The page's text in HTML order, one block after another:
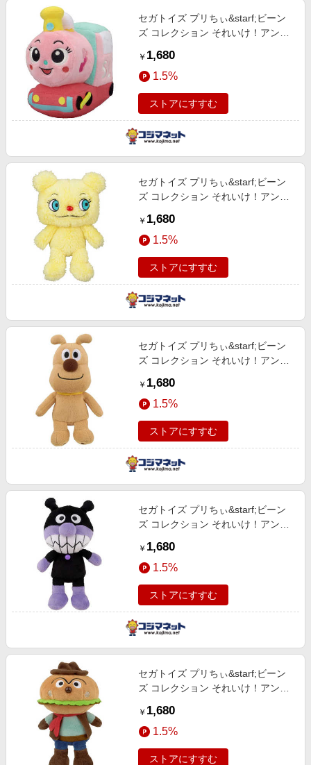
セガトイズ プリちぃ&starf;ビーン
ズ コレクション それいけ！アンパ
￥ 1,680
1.5%
ストアにすすむ
セガトイズ プリちぃ&starf;ビーン
ズ コレクション それいけ！アンパ
￥ 1,680
1.5%
ストアにすすむ
セガトイズ プリちぃ&starf;ビーン
ズ コレクション それいけ！アンパ
￥ 1,680
1.5%
ストアにすすむ
セガトイズ プリちぃ&starf;ビーン
ズ コレクション それいけ！アンパ
￥ 1,680
1.5%
ストアにすすむ
セガトイズ プリちぃ&starf;ビーン
ズ コレクション それいけ！アンパ
￥ 1,680
1.5%
ストアにすすむ